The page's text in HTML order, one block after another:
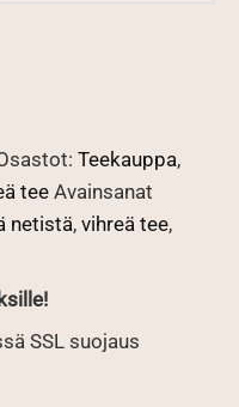
Teekauppa,
teeAvainsanat
netistä, vihreä tee,
SSL suojaus